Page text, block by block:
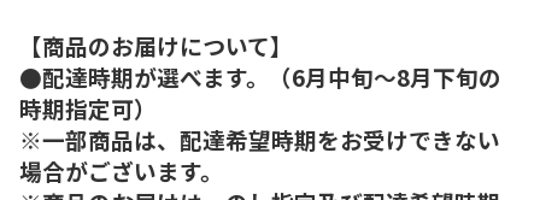
【商品のお届けについて】
●配達時期が選べます。（6月中旬～8月下旬の
時期指定可）
※一部商品は、配達希望時期をお受けできない
場合がございます。